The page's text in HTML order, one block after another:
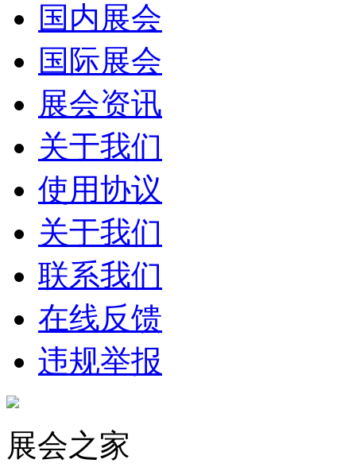
国内展会
国际展会
展会资讯
关于我们
使用协议
关于我们
联系我们
在线反馈
违规举报
展会之家